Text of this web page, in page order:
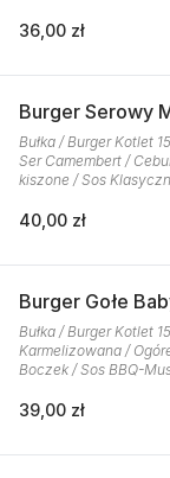
36,00 zł
Burger Serowy
Bułka / Burger Kotlet
Ser Camembert /
kiszone / Sos
40,00 zł
Burger Gołe
Bułka / Burger Kotlet
Karmelizowana /
Boczek / Sos BBQ-
39,00 zł